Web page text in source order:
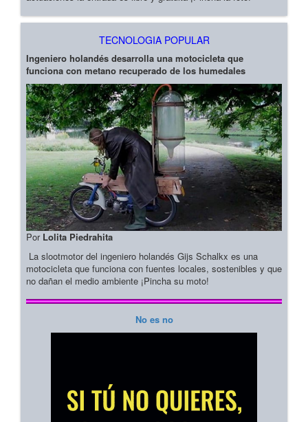
TECNOLOGIA POPULAR
Ingeniero holandés desarrolla una motocicleta que
funciona con metano recuperado de los humedales
Por Lolita Piedrahita
La slootmotor del ingeniero holandés Gijs Schalkx es una
motocicleta que funciona con fuentes locales, sostenibles y que
no dañan el medio ambiente ¡Pincha su moto!
No es no